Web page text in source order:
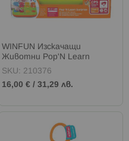
WINFUN Изскачащи
Животни Pop'N Learn
SKU: 210376
16,00 € /31,29 лв.